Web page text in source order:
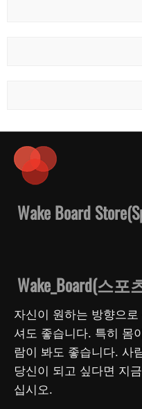
Wake Board
Wake_Board(스포
자신이 원하는 방향으
셔도 좋습니다. 특히 몸
람이 봐도 좋습니다. 사
당신이 되고 싶다면 지
십시오.